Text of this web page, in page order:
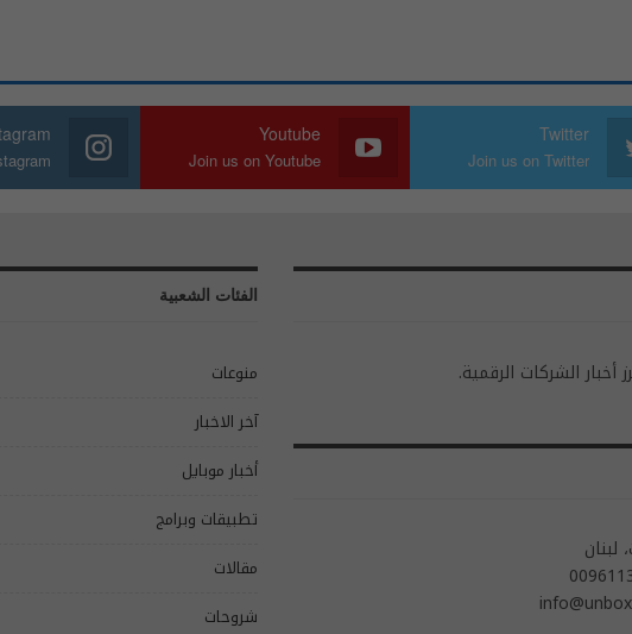
Twitter
Join us on Twitter
Youtube
Join us on Youtube
أخبار الشركات الرقمية.
لبنان
الفئات الشعبية
منوعات
آخر الاخبار
أخبار موبايل
تطبيقات وبرامج
مقالات
شروحات